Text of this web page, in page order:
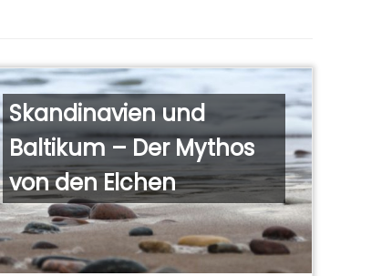
Skandinavien und
Baltikum – Der Mythos
von den Elchen